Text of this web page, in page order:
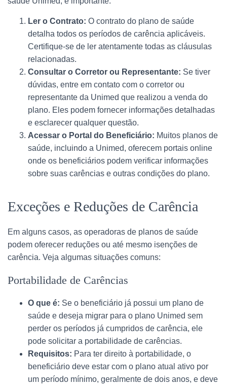
Ler o Contrato: O contrato do plano de saúde
detalha todos os períodos de carência aplicáveis.
Certifique-se de ler atentamente todas as cláusulas
relacionadas.
Consultar o Corretor ou Representante: Se tiver
dúvidas, entre em contato com o corretor ou
representante da Unimed que realizou a venda do
plano. Eles podem fornecer informações detalhadas
e esclarecer qualquer questão.
Acessar o Portal do Beneficiário: Muitos planos de
saúde, incluindo a Unimed, oferecem portais online
onde os beneficiários podem verificar informações
sobre suas carências e outras condições do plano.
Exceções e Reduções de Carência
Em alguns casos, as operadoras de planos de saúde
podem oferecer reduções ou até mesmo isenções de
carência. Veja algumas situações comuns:
Portabilidade de Carências
O que é: Se o beneficiário já possui um plano de
saúde e deseja migrar para o plano Unimed sem
perder os períodos já cumpridos de carência, ele
pode solicitar a portabilidade de carências.
Requisitos: Para ter direito à portabilidade, o
beneficiário deve estar com o plano atual ativo por
um período mínimo, geralmente de dois anos, e deve